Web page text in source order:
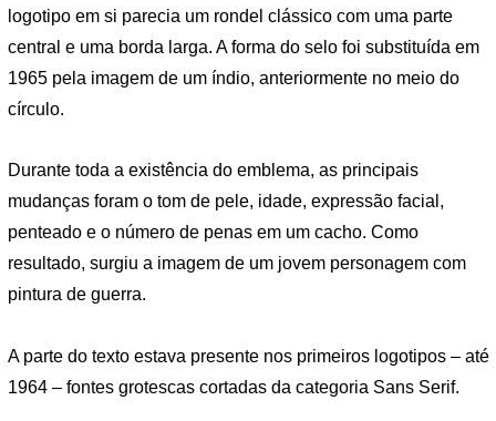
logotipo em si parecia um rondel clássico com uma parte
central e uma borda larga. A forma do selo foi substituída em
1965 pela imagem de um índio, anteriormente no meio do
círculo.
Durante toda a existência do emblema, as principais
mudanças foram o tom de pele, idade, expressão facial,
penteado e o número de penas em um cacho. Como
resultado, surgiu a imagem de um jovem personagem com
pintura de guerra.
A parte do texto estava presente nos primeiros logotipos – até
1964 – fontes grotescas cortadas da categoria Sans Serif.